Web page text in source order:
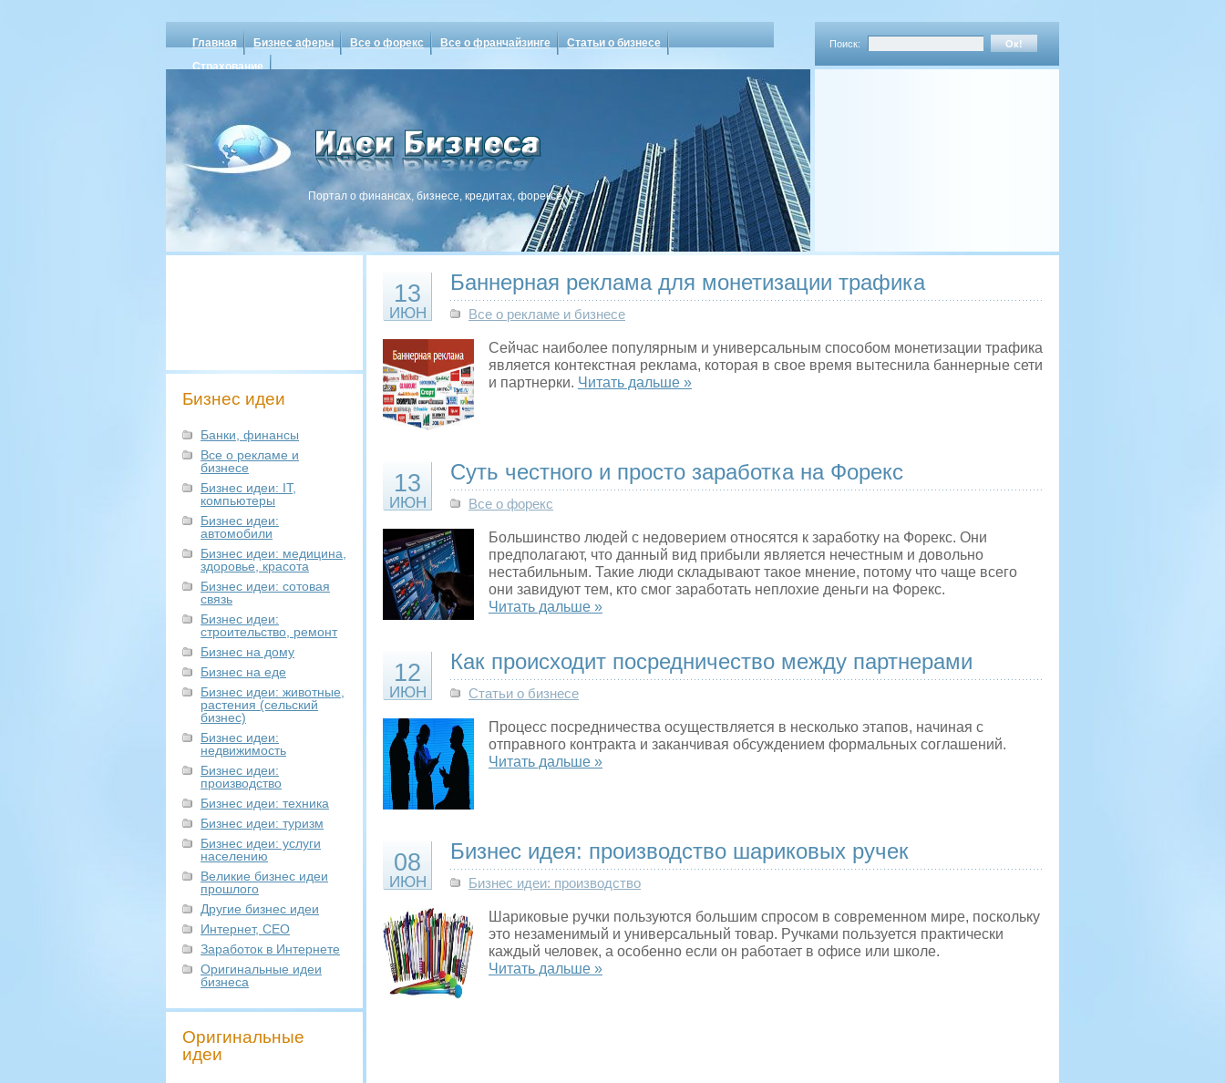
Главная Бизнес аферы Все о форекс Все о франчайзинге
Статьи о бизнесе
Страхование
Поиск:
Портал о финансах, бизнесе, кредитах, форексе
Бизнес идеи
Банки, финансы
Все о рекламе и
бизнесе
Бизнес идеи: IT,
компьютеры
Бизнес идеи:
автомобили
Бизнес идеи: медицина,
здоровье, красота
Бизнес идеи: сотовая
связь
Бизнес идеи:
строительство, ремонт
Бизнес на дому
Бизнес на еде
Бизнес идеи: животные,
растения (сельский
бизнес)
Бизнес идеи:
недвижимость
Бизнес идеи:
производство
Бизнес идеи: техника
Бизнес идеи: туризм
Бизнес идеи: услуги
населению
Великие бизнес идеи
прошлого
Другие бизнес идеи
Интернет, СЕО
Заработок в Интернете
Оригинальные идеи
бизнеса
Оригинальные
идеи
13
ИЮН
Баннерная реклама для монетизации трафика
Все о рекламе и бизнесе
Сейчас наиболее популярным и универсальным способом монетизации трафика
является контекстная реклама, которая в свое время вытеснила баннерные сети
и партнерки. Читать дальше »
13
ИЮН
Суть честного и просто заработка на Форекс
Все о форекс
Большинство людей с недоверием относятся к заработку на Форекс. Они
предполагают, что данный вид прибыли является нечестным и довольно
нестабильным. Такие люди складывают такое мнение, потому что чаще всего
они завидуют тем, кто смог заработать неплохие деньги на Форекс.
Читать дальше »
12
ИЮН
Как происходит посредничество между партнерами
Статьи о бизнесе
Процесс посредничества осуществляется в несколько этапов, начиная с
отправного контракта и заканчивая обсуждением формальных соглашений.
Читать дальше »
08
ИЮН
Бизнес идея: производство шариковых ручек
Бизнес идеи: производство
Шариковые ручки пользуются большим спросом в современном мире, поскольку
это незаменимый и универсальный товар. Ручками пользуется практически
каждый человек, а особенно если он работает в офисе или школе.
Читать дальше »